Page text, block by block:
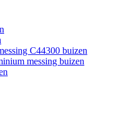
C44300 buizen
messing buizen